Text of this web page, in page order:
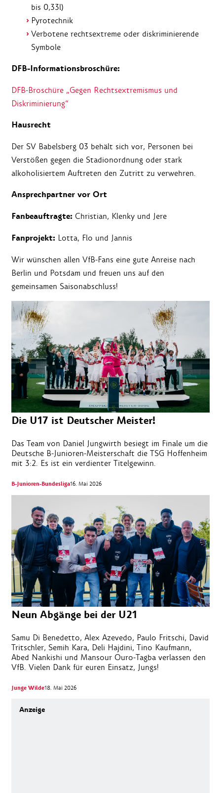
bis 0,33l)
Pyrotechnik
Verbotene rechtsextreme oder diskriminierende
Symbole
DFB-Informationsbroschüre:
DFB-Broschüre „Gegen Rechtsextremismus und
Diskriminierung“
Hausrecht
Der SV Babelsberg 03 behält sich vor, Personen bei
Verstößen gegen die Stadionordnung oder stark
alkoholisiertem Auftreten den Zutritt zu verwehren.
Ansprechpartner vor Ort
Fanbeauftragte: Christian, Klenky und Jere
Fanprojekt: Lotta, Flo und Jannis
Wir wünschen allen VfB-Fans eine gute Anreise nach
Berlin und Potsdam und freuen uns auf den
gemeinsamen Saisonabschluss!
Die U17 ist Deutscher Meister!
Das Team von Daniel Jungwirth besiegt im Finale um die
Deutsche B-Junioren-Meisterschaft die TSG Hoffenheim
mit 3:2. Es ist ein verdienter Titelgewinn.
B-Junioren-Bundesliga16. Mai 2026
Neun Abgänge bei der U21
Samu Di Benedetto, Alex Azevedo, Paulo Fritschi, David
Tritschler, Semih Kara, Deli Hajdini, Tino Kaufmann,
Abed Nankishi und Mansour Ouro-Tagba verlassen den
VfB. Vielen Dank für euren Einsatz, Jungs!
Junge Wilde18. Mai 2026